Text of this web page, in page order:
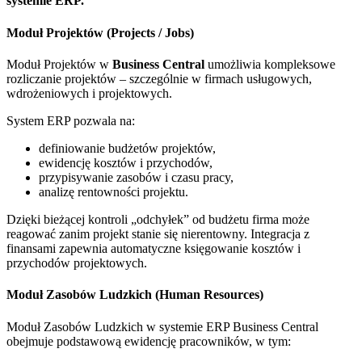
Moduł Projektów (Projects / Jobs)
Moduł Projektów w Business Central umożliwia kompleksowe
rozliczanie projektów – szczególnie w firmach usługowych,
wdrożeniowych i projektowych.
System ERP pozwala na:
definiowanie budżetów projektów,
ewidencję kosztów i przychodów,
przypisywanie zasobów i czasu pracy,
analizę rentowności projektu.
Dzięki bieżącej kontroli „odchyłek” od budżetu firma może
reagować zanim projekt stanie się nierentowny. Integracja z
finansami zapewnia automatyczne księgowanie kosztów i
przychodów projektowych.
Moduł Zasobów Ludzkich (Human Resources)
Moduł Zasobów Ludzkich w systemie ERP Business Central
obejmuje podstawową ewidencję pracowników, w tym: